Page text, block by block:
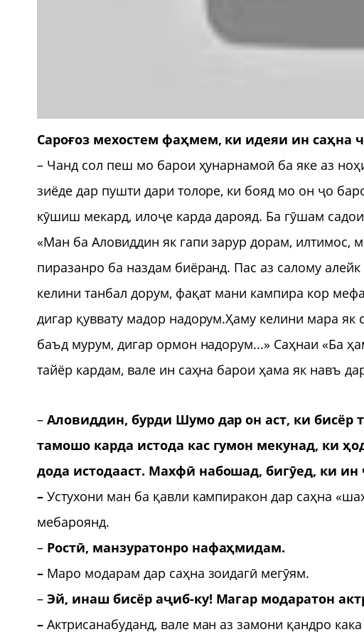
Сароғоз мехостем фаҳмем, ки идеяи ин саҳна
– Чанд сол пеш мо барои ҳунарнамоӣ ба яке аз
зиёде дар пушти дари толоре, ки бояд мо он ҷо
кӯшиш мекард, илоҷе карда дарояд. Ба гӯшам
«Ман ба Аловиддин як гапи зарур дорам, илтимос,
пиразанро ба наздам биёранд. Пас аз салому
келини танбал дорум, фақат мани кампира кор
дигар қуввату мадор надорум.Ҳаму келини мара
баъд мурум, дигар ормон надорум...» Саҳнаи «Ба
тайёр кардам, вале ин саҳна барои ҳама як навъ
– Аловиддин, бурди Шумо дар он аст, ки бисёр
тамошо карда истода кас гумон мекунад, ки
дода истодааст. Махфӣ набошад, бигӯед, ки ин
– Устухони ман ба қавли кампиракон дар саҳна
мебароянд.
– Ростӣ, манзуратонро нафаҳмидам.
– Маро модарам дар саҳна зоидагӣ мегӯям.
– Эй, инаш бисёр аҷиб-ку! Магар модаратон
– Актрисанабуданд, вале ман аз замони қандро